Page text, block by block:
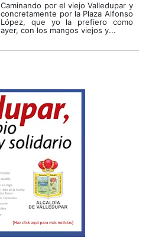
Caminando por el viejo Valledupar y
concretamente por la Plaza Alfonso
López, que yo la prefiero como
ayer, con los mangos viejos y...